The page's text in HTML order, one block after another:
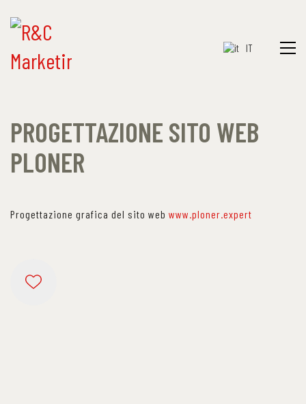
IT
PROGETTAZIONE SITO WEB
PLONER
Progettazione grafica del sito web www.ploner.expert